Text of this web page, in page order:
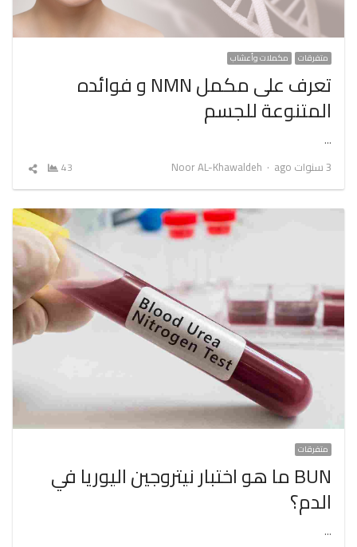
متفرقات مكملات وأعشاب
تعرف على مكمل NMN و فوائده
المتنوعة للجسم
…
3 سنوات ago
Author
Noor AL-Khawaldeh
43
شارك
متفرقات
BUN ما هو اختبار نيتروجين اليوريا في
الدم؟
…